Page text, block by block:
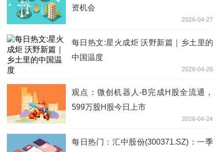
资机会
2026-04-27
每日热文:星火成炬 沃野新篇｜乡土里的
中国温度
2026-04-26
观点：微创机器人-B完成H股全流通，
599万股H股今日上市
2026-04-24
每日热门：汇中股份(300371.SZ)：一季